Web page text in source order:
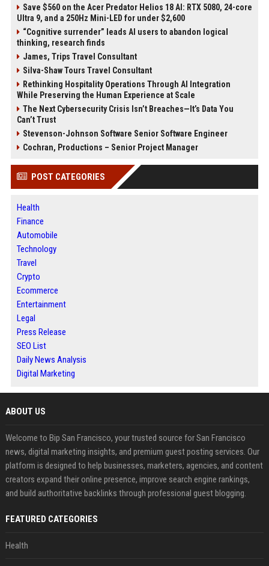
Save $560 on the Acer Predator Helios 18 AI: RTX 5080, 24-core
Ultra 9, and a 250Hz Mini-LED for under $2,600
“Cognitive surrender” leads AI users to abandon logical
thinking, research finds
James, Trips Travel Consultant
Silva-Shaw Tours Travel Consultant
Rethinking Hospitality Operations Through AI Integration
While Preserving the Human Experience at Scale
The Next Cybersecurity Crisis Isn’t Breaches—It’s Data You
Can’t Trust
Stevenson-Johnson Software Senior Software Engineer
Cochran, Productions – Senior Project Manager
POST CATEGORIES
Health
Finance
Automobile
Technology
Travel
Crypto
Ecommerce
Entertainment
Legal
Press Release
SEO List
Daily News Analysis
Digital Marketing
ABOUT US
Welcome to Bip San Francisco, your trusted source for San Francisco
news, digital marketing insights, and premium guest posting services. Our
platform is designed to help businesses, marketers, agencies, and content
creators expand their online presence, improve search engine rankings,
and build authoritative backlinks through professional guest blogging.
FEATURED CATEGORIES
Health